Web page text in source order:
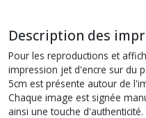
Description des
Pour les reproductions et
impression jet d'encre sur du
5cm est présente autour de
Chaque image est signée
ainsi une touche